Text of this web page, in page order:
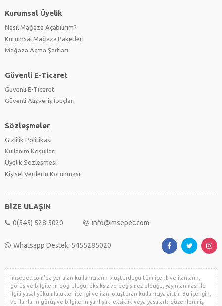
Kurumsal Üyelik
Nasıl Mağaza Açabilirim?
Kurumsal Mağaza Paketleri
Mağaza Açma Şartları
Güvenli E-Ticaret
Güvenli E-Ticaret
Güvenli Alışveriş İpuçları
Sözleşmeler
Gizlilik Politikası
Kullanım Koşulları
Üyelik Sözleşmesi
Kişisel Verilerin Korunması
BİZE ULAŞIN
0(545) 528 5020 info@imsepet.com
Whatsapp Destek: 5455285020
imsepet.com'da yer alan kullanıcıların oluşturduğu tüm içerik ve ilanların,
görüş ve bilgilerin doğruluğu, eksiksiz ve değişmez olduğu, yayınlanması ile
ilgili yasal yükümlülükler içeriği ve ilanı oluşturan kullanıcıya aittir. Bu içeriğin,
ve ilanların görüş ve bilgilerin yanlışlık, eksiklik veya yasalarla düzenlenmiş